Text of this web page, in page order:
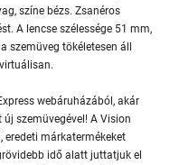
színe bézs. Zsanéros
A lencse szélessége 51 mm,
szemüveg tökéletesen áll
webáruházából, akár
szemüvegével! A Vision
eredeti márkatermékeket
idő alatt juttatjuk el